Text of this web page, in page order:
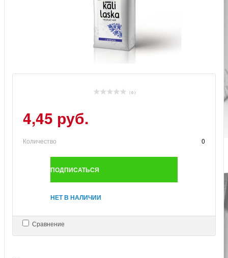
( 0 )
4,45 руб.
Количество 0
ПОДПИСАТЬСЯ
НЕТ В НАЛИЧИИ
Сравнение